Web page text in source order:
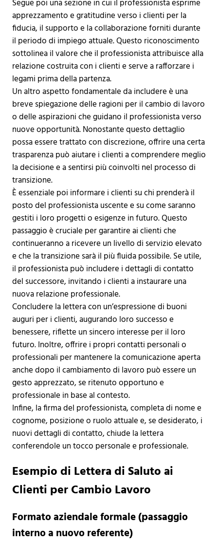
Segue poi una sezione in cui il professionista esprime
apprezzamento e gratitudine verso i clienti per la
fiducia, il supporto e la collaborazione forniti durante
il periodo di impiego attuale. Questo riconoscimento
sottolinea il valore che il professionista attribuisce alla
relazione costruita con i clienti e serve a rafforzare i
legami prima della partenza.
Un altro aspetto fondamentale da includere è una
breve spiegazione delle ragioni per il cambio di lavoro
o delle aspirazioni che guidano il professionista verso
nuove opportunità. Nonostante questo dettaglio
possa essere trattato con discrezione, offrire una certa
trasparenza può aiutare i clienti a comprendere meglio
la decisione e a sentirsi più coinvolti nel processo di
transizione.
È essenziale poi informare i clienti su chi prenderà il
posto del professionista uscente e su come saranno
gestiti i loro progetti o esigenze in futuro. Questo
passaggio è cruciale per garantire ai clienti che
continueranno a ricevere un livello di servizio elevato
e che la transizione sarà il più fluida possibile. Se utile,
il professionista può includere i dettagli di contatto
del successore, invitando i clienti a instaurare una
nuova relazione professionale.
Concludere la lettera con un’espressione di buoni
auguri per i clienti, augurando loro successo e
benessere, riflette un sincero interesse per il loro
futuro. Inoltre, offrire i propri contatti personali o
professionali per mantenere la comunicazione aperta
anche dopo il cambiamento di lavoro può essere un
gesto apprezzato, se ritenuto opportuno e
professionale in base al contesto.
Infine, la firma del professionista, completa di nome e
cognome, posizione o ruolo attuale e, se desiderato, i
nuovi dettagli di contatto, chiude la lettera
conferendole un tocco personale e professionale.
Esempio di Lettera di Saluto ai
Clienti per Cambio Lavoro
Formato aziendale formale (passaggio
interno a nuovo referente)